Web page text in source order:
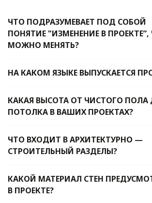
ЧТО ПОДРАЗУМЕВАЕТ ПОД СОБОЙ
ПОНЯТИЕ "ИЗМЕНЕНИЕ В ПРОЕКТЕ”,
МОЖНО МЕНЯТЬ?
НА КАКОМ ЯЗЫКЕ ВЫПУСКАЕТСЯ
КАКАЯ ВЫСОТА ОТ ЧИСТОГО ПОЛА
ПОТОЛКА В ВАШИХ ПРОЕКТАХ?
ЧТО ВХОДИТ В АРХИТЕКТУРНО —
СТРОИТЕЛЬНЫЙ РАЗДЕЛЫ?
КАКОЙ МАТЕРИАЛ СТЕН
В ПРОЕКТЕ?